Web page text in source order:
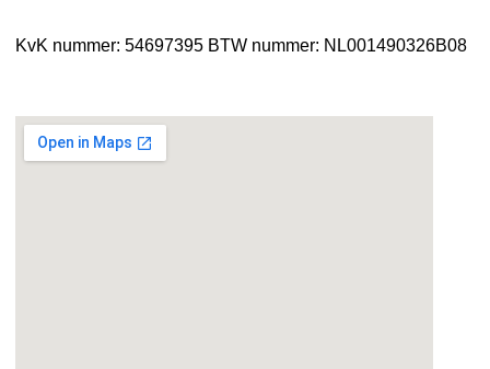
KvK nummer: 54697395 BTW nummer: NL001490326B08